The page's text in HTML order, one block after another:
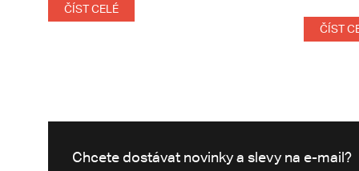
ČÍST CELÉ
ČÍST
Chcete dostávat novinky a slevy na e-mail?